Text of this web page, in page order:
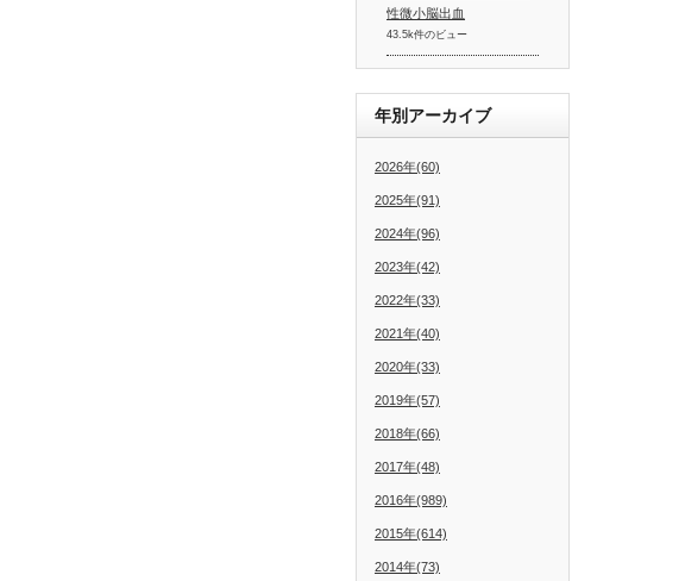
性微小脳出血
43.5k件のビュー
年別アーカイブ
2026年(60)
2025年(91)
2024年(96)
2023年(42)
2022年(33)
2021年(40)
2020年(33)
2019年(57)
2018年(66)
2017年(48)
2016年(989)
2015年(614)
2014年(73)